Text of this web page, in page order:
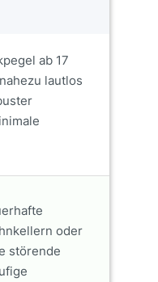
ab 17
lautlos
oder
störende